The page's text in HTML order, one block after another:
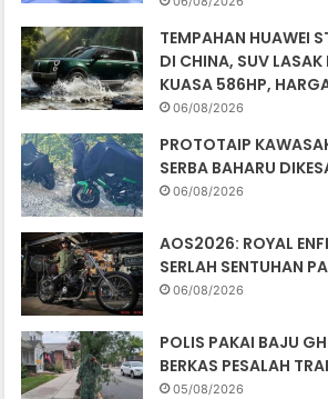
TEMPAHAN HUAWEI
DI CHINA, SUV LASAK
KUASA 586HP,
06/08/2026
PROTOTAIP
SERBA BAHARU
06/08/2026
AOS2026: ROYAL
SERLAH SENTUHAN
06/08/2026
POLIS PAKAI BAJU
BERKAS PESALAH
05/08/2026